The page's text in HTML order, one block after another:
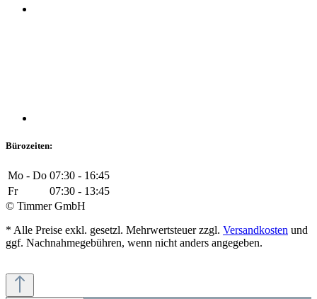
Bürozeiten:
Mo - Do 07:30 - 16:45
Fr
07:30 - 13:45
© Timmer GmbH
* Alle Preise exkl. gesetzl. Mehrwertsteuer zzgl. Versandkosten und
ggf. Nachnahmegebühren, wenn nicht anders angegeben.